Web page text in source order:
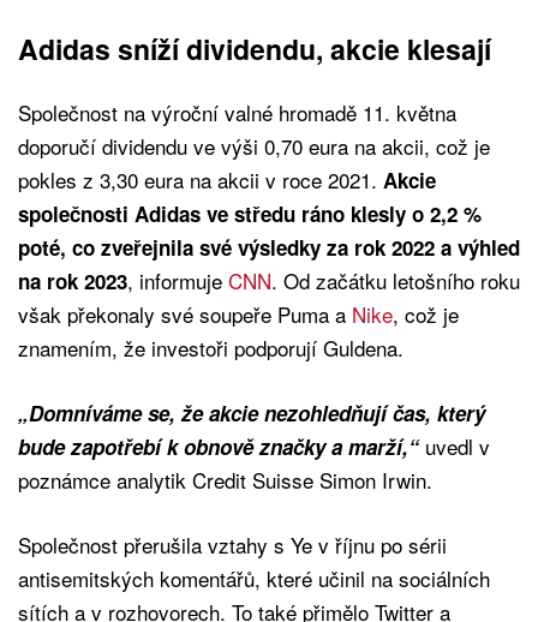
Adidas sníží dividendu, akcie klesají
Společnost na výroční valné hromadě 11. května
doporučí dividendu ve výši 0,70 eura na akcii, což je
pokles z 3,30 eura na akcii v roce 2021. Akcie
společnosti Adidas ve středu ráno klesly o 2,2 %
poté, co zveřejnila své výsledky za rok 2022 a výhled
na rok 2023, informuje CNN. Od začátku letošního roku
však překonaly své soupeře Puma a Nike, což je
znamením, že investoři podporují Guldena.
„Domníváme se, že akcie nezohledňují čas, který
bude zapotřebí k obnově značky a marží,“uvedl v
poznámce analytik Credit Suisse Simon Irwin.
Společnost přerušila vztahy s Ye v říjnu po sérii
antisemitských komentářů, které učinil na sociálních
sítích a v rozhovorech. To také přimělo Twitter a